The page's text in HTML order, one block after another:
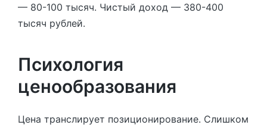
— 80-100 тысяч. Чистый доход — 380-400
тысяч рублей.
Психология
ценообразования
Цена транслирует позиционирование. Слишком